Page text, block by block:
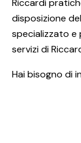
Riccardi
disposizione
specializzato
servizi di
Hai bisogno di